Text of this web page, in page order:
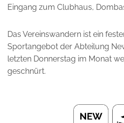
Eingang zum Clubhaus,
Das Vereinswandern ist ein
Sportangebot der Abteilung
letzten Donnerstag im Monat
geschnürt.